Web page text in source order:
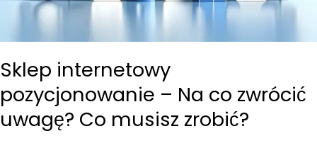
Sklep internetowy
pozycjonowanie – Na co zwrócić
uwagę? Co musisz zrobić?